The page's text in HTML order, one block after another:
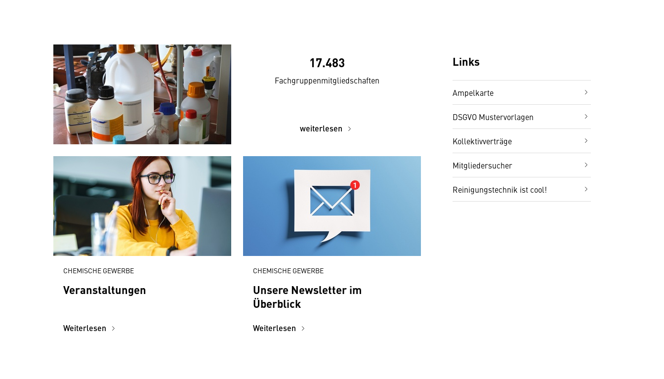
17.483
Fachgruppenmitgliedschaften
weiterlesen
CHEMISCHE GEWERBE
Veranstaltungen
Weiterlesen
CHEMISCHE GEWERBE
Unsere Newsletter im
Überblick
Weiterlesen
Links
Ampelkarte
DSGVO Mustervorlagen
Kollektivverträge
Mitgliedersucher
Reinigungstechnik ist cool!